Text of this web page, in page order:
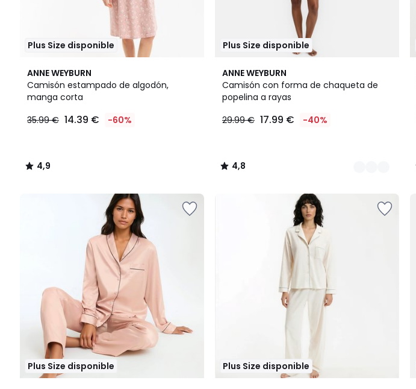
Plus Size disponible
ANNE WEYBURN
Camisón estampado de algodón,
manga corta
35.99 € 14.39 € -60%
4,9
/ 5
4,9
/
Plus Size disponible
ANNE WEYBURN
Camisón con forma de chaqueta de
popelina a rayas
29.99 € 17.99 € -40%
4,8
/ 5
2
Colores
4,8
/
Plus Size disponible Plus Size disponible